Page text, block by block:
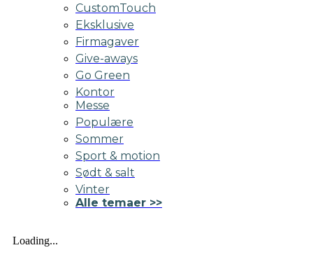
CustomTouch
Eksklusive
Firmagaver
Give-aways
Go Green
Kontor
Messe
Populære
Sommer
Sport & motion
Sødt & salt
Vinter
Alle temaer >>
Loading...